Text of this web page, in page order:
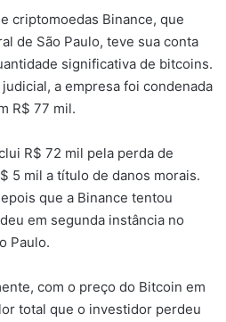
criptomoedas Binance, que
de São Paulo, teve sua conta
significativa de bitcoins.
a empresa foi condenada
R$ 77 mil.
R$ 72 mil pela perda de
5 mil a título de danos morais.
que a Binance tentou
em segunda instância no
Paulo.
com o preço do Bitcoin em
total que o investidor perdeu